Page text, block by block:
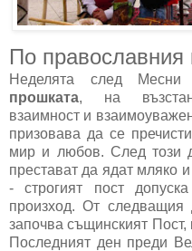
По православния
Неделята след
прошката, на
взаимност и
призовава да се
мир и любов. След този
престават да ядат мляко
- строгият пост
произход. От
започва същинският
Последният ден преди